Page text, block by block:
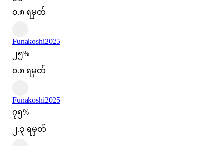
၀.၈ ရမှတ်
Funakoshi2025
၂၅%
၀.၈ ရမှတ်
Funakoshi2025
၇၅%
၂.၃ ရမှတ်